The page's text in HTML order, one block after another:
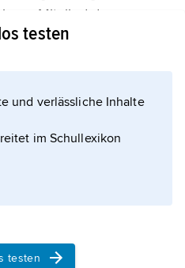
Mitglied der
oder
Artikel
testen
und verlässliche Inhalte
im Schullexikon
testen